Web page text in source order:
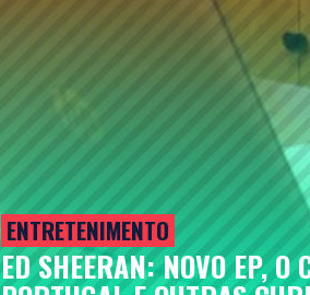
ENTRETENIMENTO
ED SHEERAN: NOVO EP, O